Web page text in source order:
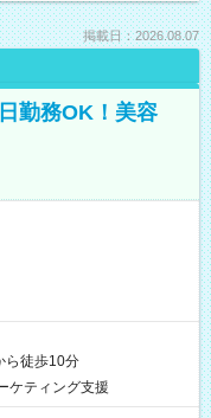
掲載日：2026.08.07
勤務OK！美容
ら徒歩10分
ケティング支援